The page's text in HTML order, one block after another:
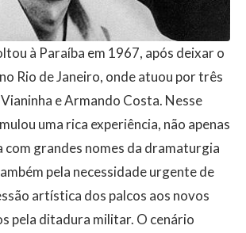
à Paraíba em 1967, após deixar o
Rio de Janeiro, onde atuou por três
e Armando Costa. Nesse
uma rica experiência, não apenas
com grandes nomes da dramaturgia
pela necessidade urgente de
artística dos palcos aos novos
pela ditadura militar. O cenário